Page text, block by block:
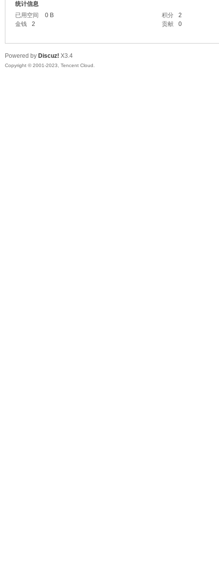
统计信息
已用空间
0 B 积分
2
金钱
2 贡献 0
Powered by Discuz! X3.4
Copyright © 2001-2023, Tencent Cloud.